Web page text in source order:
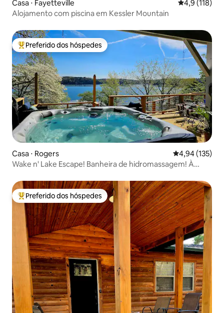
Casa ⋅ Fayetteville 4,9 de uma
4,9 (118)
Alojamento com piscina em Kessler Mountain
Entre os melhores preferidos dos hóspedes
Preferido dos hóspedes
Casa ⋅ Rogers 4,94 de uma
4,94 (135)
Wake n' Lake Escape! Banheira de hidromassagem! À
Entre os melhores preferidos dos hóspedes
Preferido dos hóspedes